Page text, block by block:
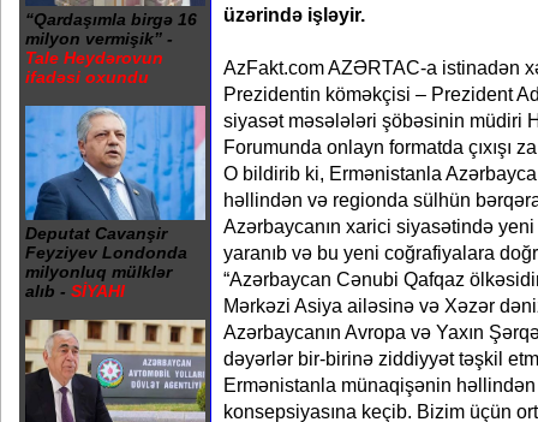
“Qardaşımla birgə 16
milyon vermişik” -
Tale Heydərovun
ifadəsi oxundu
Deputat Cavanşir
Feyziyev Londonda
milyonluq mülklər
alıb - SİYAHI
üzərində işləyir.
AzFakt.com AZƏRTAC-a istinadən
Prezidentin köməkçisi – Prezident
siyasət məsələləri şöbəsinin müdiri
Forumunda onlayn formatda çıxışı
O bildirib ki, Ermənistanla
həllindən və regionda sülhün
Azərbaycanın xarici siyasətində
yaranıb və bu yeni coğrafiyalara
“Azərbaycan Cənubi Qafqaz
Mərkəzi Asiya ailəsinə və Xəzər
Azərbaycanın Avropa və Yaxın
dəyərlər bir-birinə ziddiyyət təşkil
Ermənistanla münaqişənin
konsepsiyasına keçib. Bizim üçün